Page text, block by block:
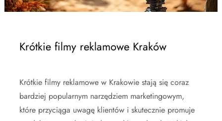
Krótkie filmy reklamowe Kraków
Krótkie filmy reklamowe w Krakowie stają się coraz
bardziej popularnym narzędziem marketingowym,
które przyciąga uwagę klientów i skutecznie promuje